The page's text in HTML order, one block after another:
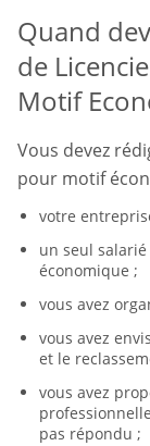
Quand
de
Motif
Vous devez
pour motif
votre
un seul
économique ;
vous avez
vous avez
et le
vous avez
pas répondu ;